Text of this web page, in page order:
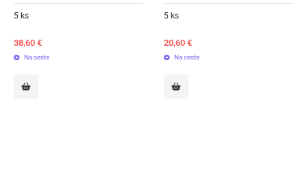
5 ks
38,60 €
Na ceste
5 ks
20,60 €
Na ceste